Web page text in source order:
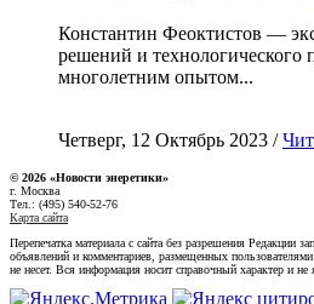
Константин Феоктистов —
решений и технологического
многолетним опытом...
Четверг, 12 Октябрь 2023 /
© 2026 «Новости энеретики»
г. Москва
Тел.: (495) 540-52-76
Карта сайта
Перепечатка материала с сайта без разрешения Редакции
объявлений и комментариев, размещенных пользователями
не несет. Вся информация носит справочный характер и не